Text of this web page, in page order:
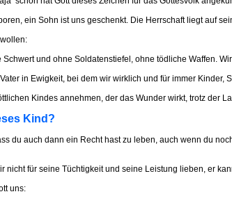
ein Sohn ist uns geschenkt. Die Herrschaft liegt auf
Schwert und ohne Soldatenstiefel, ohne tödliche Waffen.
in Ewigkeit, bei dem wir wirklich und für immer Kinder,
Kindes annehmen, der das Wunder wirkt, trotz der
Kind?
du auch dann ein Recht hast zu leben, auch wenn du
nicht für seine Tüchtigkeit und seine Leistung lieben, er
uns: